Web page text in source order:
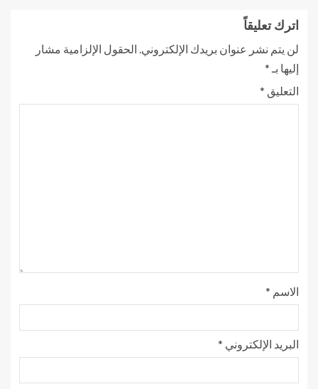
اترك تعليقاً
لن يتم نشر عنوان بريدك الإلكتروني. الحقول الإلزامية مشار
إليها بـ *
التعليق *
الاسم *
البريد الإلكتروني *